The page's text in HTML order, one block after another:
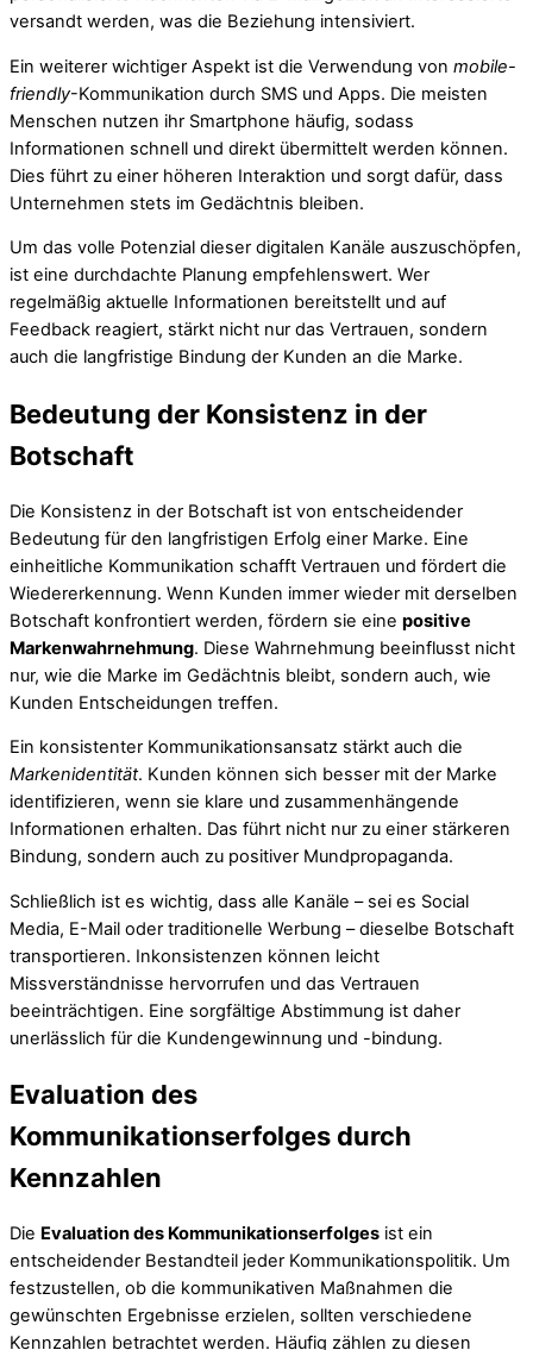
versandt werden, was die Beziehung intensiviert.
Ein weiterer wichtiger Aspekt ist die Verwendung von mobile-
friendly-Kommunikation durch SMS und Apps. Die meisten
Menschen nutzen ihr Smartphone häufig, sodass
Informationen schnell und direkt übermittelt werden können.
Dies führt zu einer höheren Interaktion und sorgt dafür, dass
Unternehmen stets im Gedächtnis bleiben.
Um das volle Potenzial dieser digitalen Kanäle auszuschöpfen,
ist eine durchdachte Planung empfehlenswert. Wer
regelmäßig aktuelle Informationen bereitstellt und auf
Feedback reagiert, stärkt nicht nur das Vertrauen, sondern
auch die langfristige Bindung der Kunden an die Marke.
Bedeutung der Konsistenz in der
Botschaft
Die Konsistenz in der Botschaft ist von entscheidender
Bedeutung für den langfristigen Erfolg einer Marke. Eine
einheitliche Kommunikation schafft Vertrauen und fördert die
Wiedererkennung. Wenn Kunden immer wieder mit derselben
Botschaft konfrontiert werden, fördern sie eine positive
Markenwahrnehmung. Diese Wahrnehmung beeinflusst nicht
nur, wie die Marke im Gedächtnis bleibt, sondern auch, wie
Kunden Entscheidungen treffen.
Ein konsistenter Kommunikationsansatz stärkt auch die
Markenidentität. Kunden können sich besser mit der Marke
identifizieren, wenn sie klare und zusammenhängende
Informationen erhalten. Das führt nicht nur zu einer stärkeren
Bindung, sondern auch zu positiver Mundpropaganda.
Schließlich ist es wichtig, dass alle Kanäle – sei es Social
Media, E-Mail oder traditionelle Werbung – dieselbe Botschaft
transportieren. Inkonsistenzen können leicht
Missverständnisse hervorrufen und das Vertrauen
beeinträchtigen. Eine sorgfältige Abstimmung ist daher
unerlässlich für die Kundengewinnung und -bindung.
Evaluation des
Kommunikationserfolges durch
Kennzahlen
Die Evaluation des Kommunikationserfolges ist ein
entscheidender Bestandteil jeder Kommunikationspolitik. Um
festzustellen, ob die kommunikativen Maßnahmen die
gewünschten Ergebnisse erzielen, sollten verschiedene
Kennzahlen betrachtet werden. Häufig zählen zu diesen